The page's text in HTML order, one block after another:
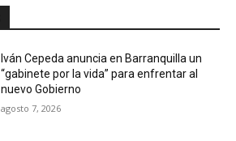
Iván Cepeda anuncia en Barranquilla un
“gabinete por la vida” para enfrentar al
nuevo Gobierno
agosto 7, 2026